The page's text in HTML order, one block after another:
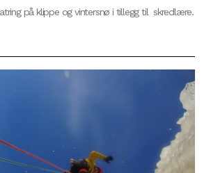
på klippe og vintersnø i tillegg til skredlære.